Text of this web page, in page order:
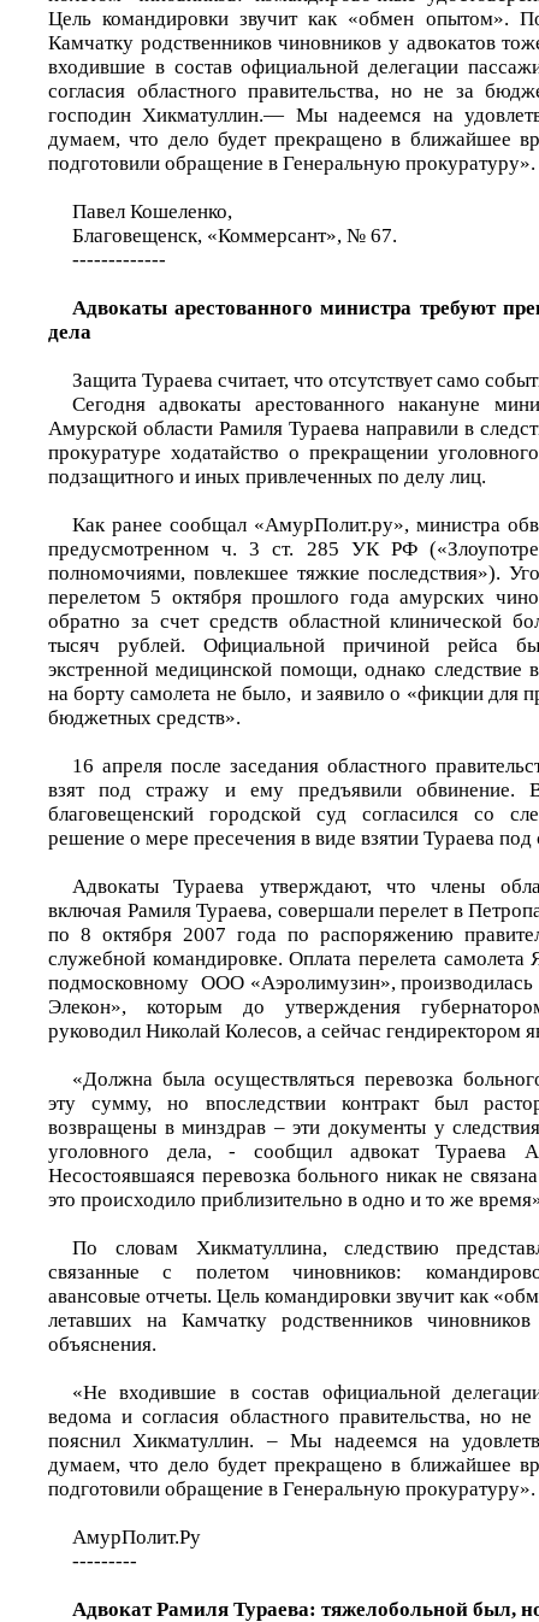
Цель командировки звучит как «обмен опытом».
Камчатку родственников чиновников у адвокатов
входившие в состав официальной делегации
согласия областного правительства, но не за
господин Хикматуллин.— Мы надеемся на
думаем, что дело будет прекращено в ближайшее
подготовили обращение в Генеральную прокуратуру».
Павел Кошеленко,
Благовещенск, «Коммерсант», № 67.
-------------
Адвокаты арестованного министра требуют
дела
Защита Тураева считает, что отсутствует само
Сегодня адвокаты арестованного накануне
Амурской области Рамиля Тураева направили в
прокуратуре ходатайство о прекращении
подзащитного и иных привлеченных по делу лиц.
Как ранее сообщал «АмурПолит.ру», министра
предусмотренном ч. 3 ст. 285 УК РФ
полномочиями, повлекшее тяжкие последствия»).
перелетом 5 октября прошлого года амурских
обратно за счет средств областной клинической
тысяч рублей. Официальной причиной рейса
экстренной медицинской помощи, однако следствие
на борту самолета не было, и заявило о «фикции для
бюджетных средств».
16 апреля после заседания областного
взят под стражу и ему предъявили обвинение.
благовещенский городской суд согласился со
решение о мере пресечения в виде взятии Тураева под
Адвокаты Тураева утверждают, что члены
включая Рамиля Тураева, совершали перелет в
по 8 октября 2007 года по распоряжению
служебной командировке. Оплата перелета
подмосковному ООО «Аэролимузин»,
Элекон», которым до утверждения
руководил Николай Колесов, а сейчас гендиректором
«Должна была осуществляться перевозка
эту сумму, но впоследствии контракт был
возвращены в минздрав – эти документы у
уголовного дела, - сообщил адвокат Тураева
Несостоявшаяся перевозка больного никак не
это происходило приблизительно в одно и то же
По словам Хикматуллина, следствию
связанные с полетом чиновников:
авансовые отчеты. Цель командировки звучит как
летавших на Камчатку родственников
объяснения.
«Не входившие в состав официальной
ведома и согласия областного правительства, но
пояснил Хикматуллин. – Мы надеемся на
думаем, что дело будет прекращено в ближайшее
подготовили обращение в Генеральную прокуратуру».
АмурПолит.Ру
---------
Адвокат Рамиля Тураева: тяжелобольной был,